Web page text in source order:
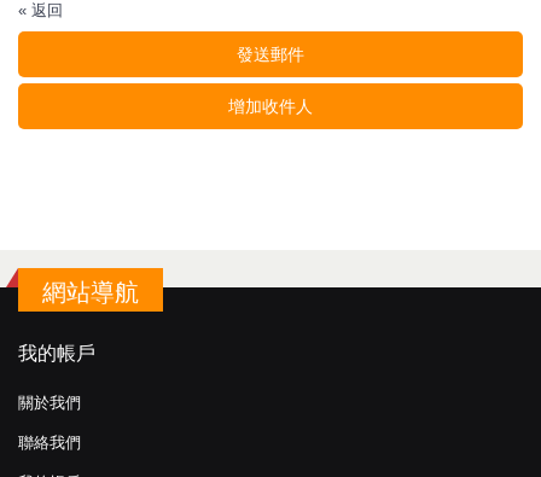
« 返回
發送郵件
增加收件人
網站導航
我的帳戶
關於我們
聯絡我們